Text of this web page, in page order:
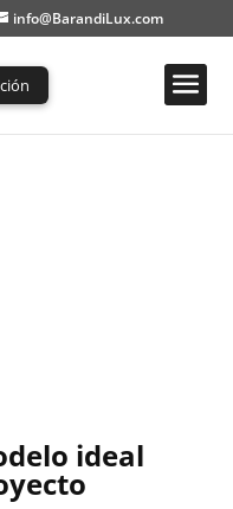
info@BarandiLux.com
ideal